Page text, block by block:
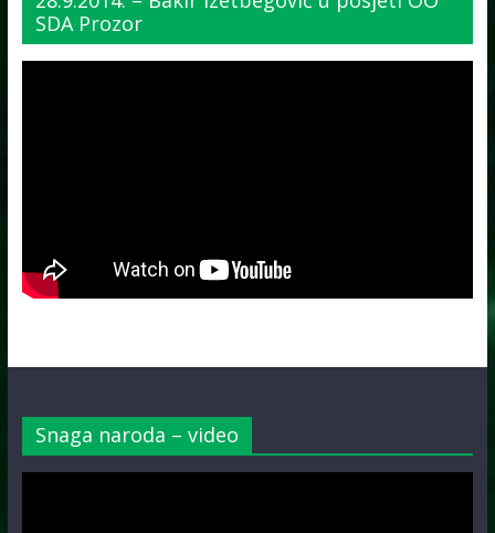
SDA Prozor
Snaga naroda – video